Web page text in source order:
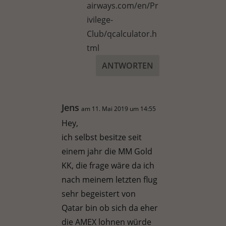
airways.com/en/Pr
ivilege-
Club/qcalculator.h
tml
ANTWORTEN
Jens am 11. Mai 2019 um 14:55
Hey,
ich selbst besitze seit
einem jahr die MM Gold
KK, die frage wäre da ich
nach meinem letzten flug
sehr begeistert von
Qatar bin ob sich da eher
die AMEX lohnen würde